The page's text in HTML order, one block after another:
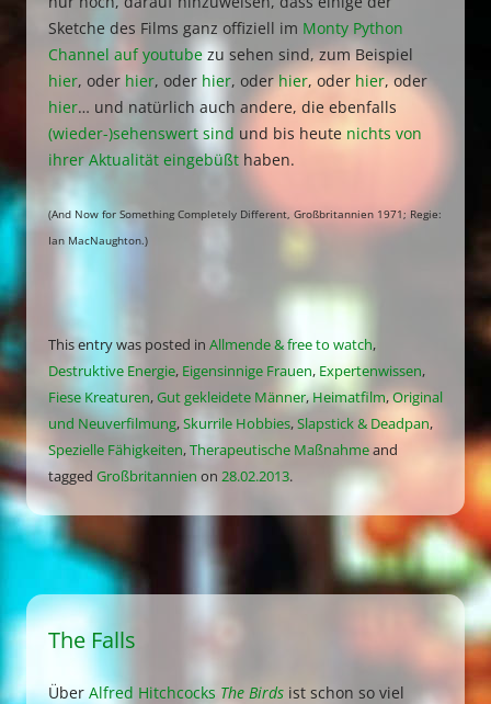
Sketche des Films ganz offiziell im Monty Python
Channel auf youtube zu sehen sind, zum Beispiel
hier, oder hier, oder hier, oderhier, oder hier, oder
hier… und natürlich auch andere, die ebenfalls
(wieder-)sehenswert sind und bis heute nichts von
ihrer Aktualität eingebüßt haben.
(And Now for Something Completely Different, Großbritannien 1971; Regie:
Ian MacNaughton.)
This entry was posted in Allmende & free to watch,
Destruktive Energie, Eigensinnige Frauen, Expertenwissen,
Fiese Kreaturen,Gut gekleidete Männer,Heimatfilm,Original
und Neuverfilmung,Skurrile Hobbies,Slapstick & Deadpan,
Spezielle Fähigkeiten,Therapeutische Maßnahmeand
tagged Großbritannien on 28.02.2013.
The Falls
Über Alfred Hitchcocks The Birds ist schon so viel